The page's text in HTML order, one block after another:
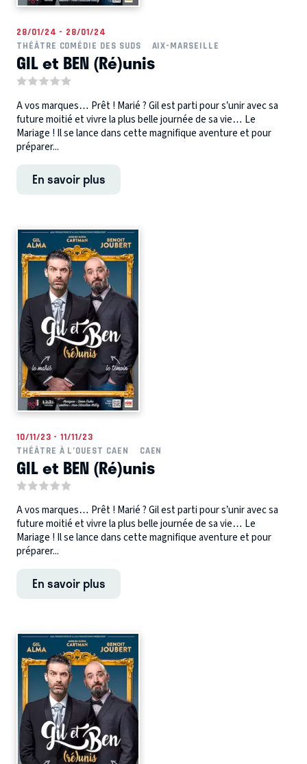
28/01/24 - 28/01/24
THÉÂTRE COMÉDIE DES SUDS
AIX-MARSEILLE
GIL et BEN (Ré)unis
A vos marques… Prêt ! Marié ? Gil est parti pour s’unir avec sa
future moitié et vivre la plus belle journée de sa vie… Le
Mariage ! Il se lance dans cette magnifique aventure et pour
préparer...
En savoir plus
10/11/23 - 11/11/23
THÉÂTRE À L’OUEST CAEN
CAEN
GIL et BEN (Ré)unis
A vos marques… Prêt ! Marié ? Gil est parti pour s’unir avec sa
future moitié et vivre la plus belle journée de sa vie… Le
Mariage ! Il se lance dans cette magnifique aventure et pour
préparer...
En savoir plus